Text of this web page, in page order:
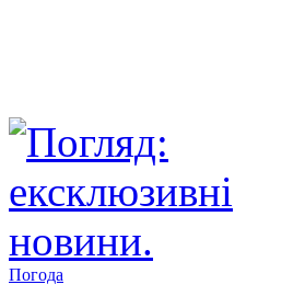
Погода